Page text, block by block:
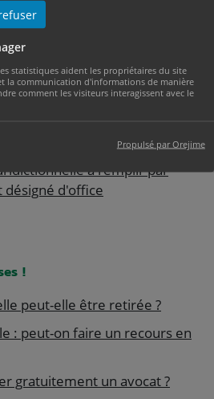
statistiques aident les propriétaires du site
la communication d'informations de manière
comment les visiteurs interagissent avec le
Propulsé par Orejime
en charge par
dans l'Union
à remplir par
désigné d'office
!
peut-elle être retirée ?
: peut-on faire un recours en
gratuitement un avocat ?